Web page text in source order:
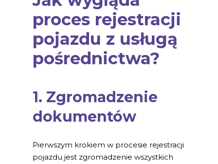
proces rejestracji
pojazdu z usługą
pośrednictwa?
1. Zgromadzenie
dokumentów
Pierwszym krokiem w procesie rejestracji
pojazdu jest zgromadzenie wszystkich